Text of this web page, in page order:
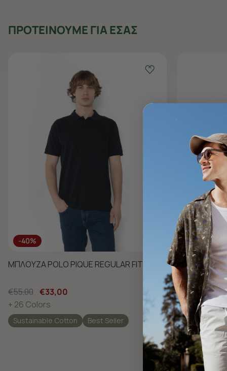
ΠΡΟΤΕΙΝΟΥΜΕ ΓΙΑ ΕΣΑΣ
-40%
ΜΠΛΟΥΖΑ POLO PIQUE REGULAR FIT
€55,00 €33,00
+ 26 Colors
Sustainable Cotton Best Seller
-40%
ΜΠΛΟΥΖΑ
€55,00
+ 26 Colors
Sustainable